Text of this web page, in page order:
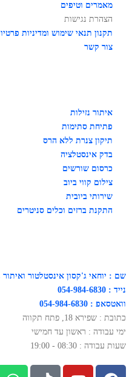
מאמרים וטיפים
הצהרת נגישות
תקנון תנאי שימוש ומדיניות
צור קשר
איתור נזילות
פתיחת סתימות
תיקון צנרת ללא הרס
בדק אינסטלציה
כרסום שורשים
צילום קווי ביוב
שירותי ביובית
התקנת ברזים וכלים סניטרים
שם : יוחאי ג'קסון אינסטלטור ואיתור
נייד : 054-984-6830
וואטסאפ : 054-984-6830
כתובת : שפירא 18, פתח תקווה
ימי עבודה : ראשון עד חמישי
שעות עבודה : 08:30 - 19:00